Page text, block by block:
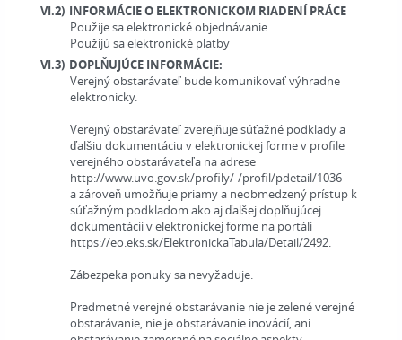
VI.2) INFORMÁCIE O ELEKTRONICKOM RIADENÍ PRÁCE
Použije sa elektronické objednávanie
Použijú sa elektronické platby
VI.3) DOPLŇUJÚCE INFORMÁCIE:
Verejný obstarávateľ bude komunikovať výhradne
elektronicky.
Verejný obstarávateľ zverejňuje súťažné podklady a
ďalšiu dokumentáciu v elektronickej forme v profile
verejného obstarávateľa na adrese
http://www.uvo.gov.sk/profily/-/profil/pdetail/1036
a zároveň umožňuje priamy a neobmedzený prístup k
súťažným podkladom ako aj ďalšej doplňujúcej
dokumentácii v elektronickej forme na portáli
https://eo.eks.sk/ElektronickaTabula/Detail/2492.
Zábezpeka ponuky sa nevyžaduje.
Predmetné verejné obstarávanie nie je zelené verejné
obstarávanie, nie je obstarávanie inovácií, ani